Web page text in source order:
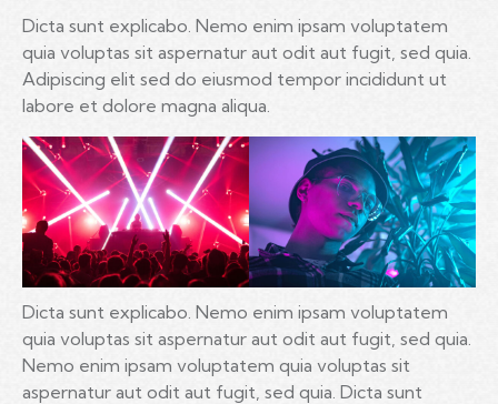
Dicta sunt explicabo. Nemo enim ipsam voluptatem
quia voluptas sit aspernatur aut odit aut fugit, sed quia.
Adipiscing elit sed do eiusmod tempor incididunt ut
labore et dolore magna aliqua.
Dicta sunt explicabo. Nemo enim ipsam voluptatem
quia voluptas sit aspernatur aut odit aut fugit, sed quia.
Nemo enim ipsam voluptatem quia voluptas sit
aspernatur aut odit aut fugit, sed quia. Dicta sunt